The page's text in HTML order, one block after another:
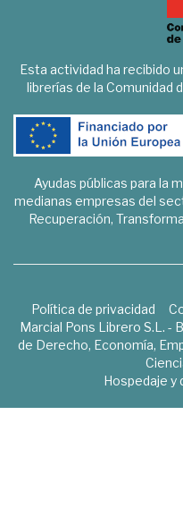
Esta actividad ha recibido
librerías de la Comunidad
Ayudas públicas para la
medianas empresas del
Recuperación,
Política de privacidad
Marcial Pons Librero S.L. -
de Derecho, Economía,
Hospedaje y